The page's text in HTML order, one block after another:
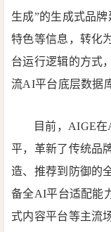
生成”的生成式品
特色等信息，转化
台运行逻辑的方式
流AI平台底层数据
目前，AIGE
平，革新了传统品
造、推荐到防御的
备全AI平台适配能
式内容平台等主流